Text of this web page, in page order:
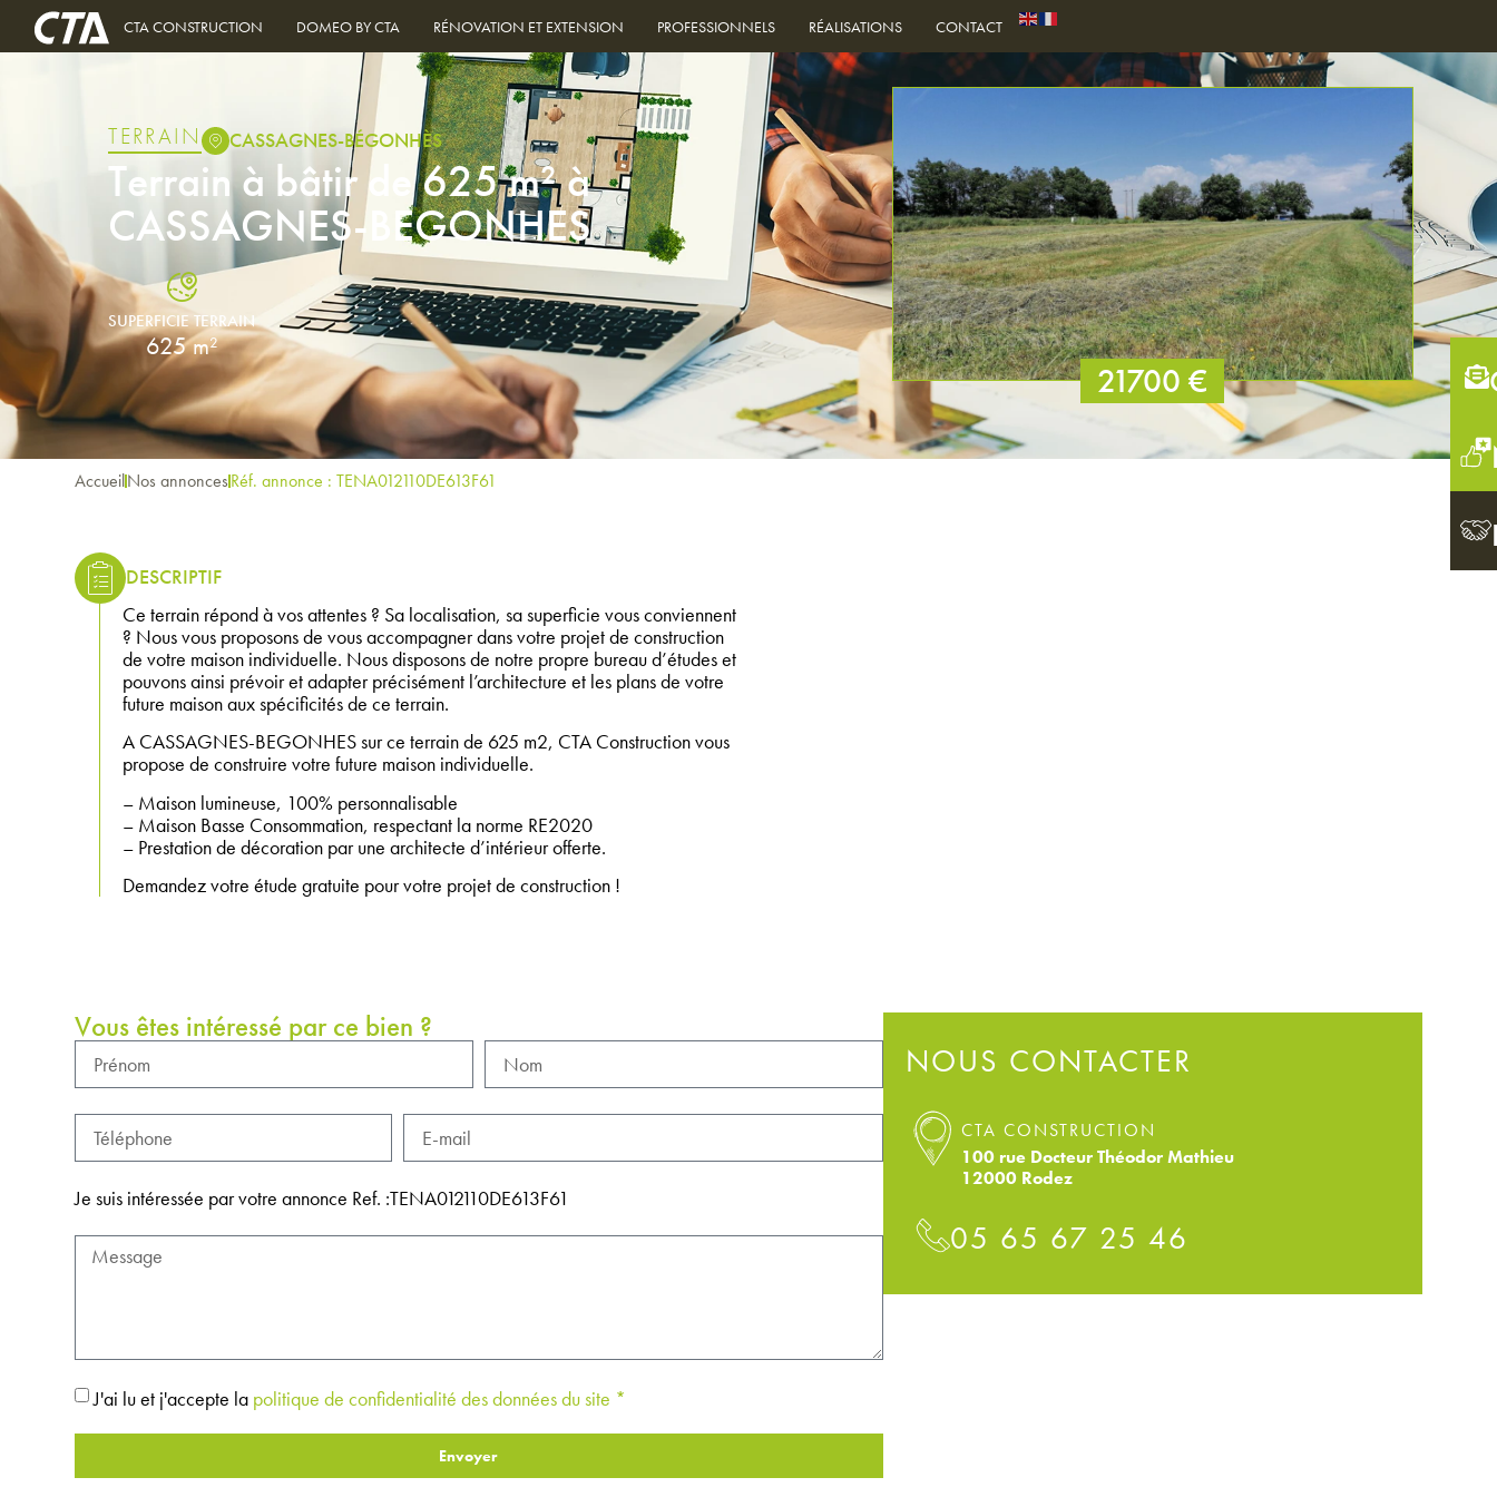
CTA CONSTRUCTION DOMEO BY CTA RÉNOVATION ET EXTENSION PROFESSIONNELS RÉALISATIONS CONTACT
TERRAIN CASSAGNES-BÉGONHÈS
Terrain à bâtir de 625 m² à
CASSAGNES-BEGONHES
SUPERFICIE TERRAIN
625 m²
21700 €
AccueilNos annoncesRéf. annonce : TENA012110DE613F61
DESCRIPTIF
Ce terrain répond à vos attentes ? Sa localisation, sa superficie vous conviennent
? Nous vous proposons de vous accompagner dans votre projet de construction
de votre maison individuelle. Nous disposons de notre propre bureau d’études et
pouvons ainsi prévoir et adapter précisément l’architecture et les plans de votre
future maison aux spécificités de ce terrain.
A CASSAGNES-BEGONHES sur ce terrain de 625 m2, CTA Construction vous
propose de construire votre future maison individuelle.
– Maison lumineuse, 100% personnalisable
– Maison Basse Consommation, respectant la norme RE2020
– Prestation de décoration par une architecte d’intérieur offerte.
Demandez votre étude gratuite pour votre projet de construction !
Vous êtes intéressé par ce bien ?
Je suis intéressée par votre annonce Ref. :TENA012110DE613F61
J'ai lu et j'accepte la politique de confidentialité des données du site *
Envoyer
NOUS CONTACTER
CTA CONSTRUCTION
100 rue Docteur Théodor Mathieu
12000 Rodez
05 65 67 25 46